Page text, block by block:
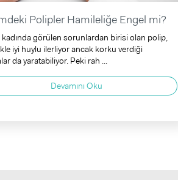
Polipler Hamileliğe Engel mi?
görülen sorunlardan birisi olan polip,
iyi huylu ilerliyor ancak korku verdiği
da yaratabiliyor. Peki rah ...
Devamını Oku